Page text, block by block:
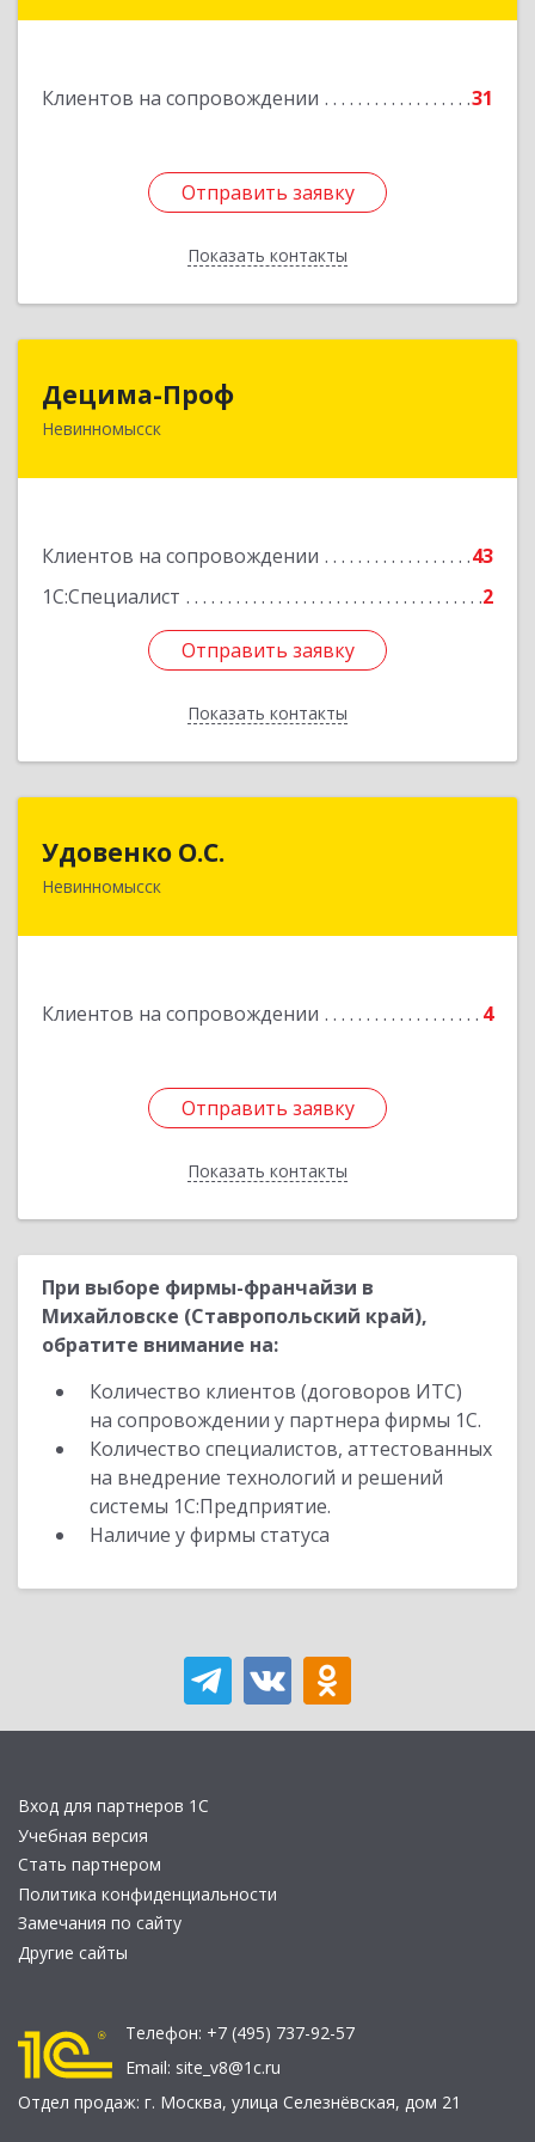
Клиентов на сопровождении 31
Отправить заявку
Показать контакты
Подробнее
Отправить заявку
Назад
Децима-Проф
Невинномысск
Клиентов на сопровождении
43
1С:Специалист
2
Отправить заявку
Показать контакты
357100, Ставропольский край, Невинномысск г,
Отправить заявку
Назад
Удовенко О.С.
Невинномысск
Клиентов на сопровождении 4
Отправить заявку
Показать контакты
357 100, г.Невинномысск, ул.Революцеонная,
Отправить заявку
Назад
При выборе фирмы-франчайзи в
Михайловске (Ставропольский край),
обратите внимание на:
Количество клиентов (договоров ИТС)
на сопровождении у партнера фирмы 1С.
Количество специалистов, аттестованных
на внедрение технологий и решений
системы 1С:Предприятие.
Наличие у фирмы статуса
Вход для партнеров 1С
Учебная версия
Стать партнером
Политика конфиденциальности
Замечания по сайту
Другие сайты
Телефон: +7 (495) 737-92-57
Email: site_v8@1c.ru
Отдел продаж: г. Москва, улица Селезнёвская, дом 21